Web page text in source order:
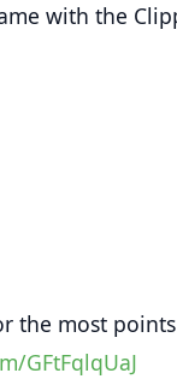
with the
the most
GFtFqlqUaJ